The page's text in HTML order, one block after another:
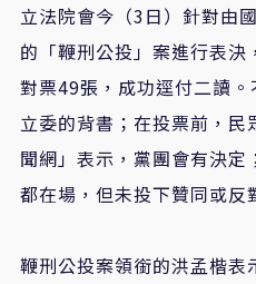
立法院會今（3日）針對由
的「鞭刑公投」案進行表
對票49張，成功逕付二讀
立委的背書；在投票前，
聞網」表示，黨團會有決
都在場，但未投下贊同或反
鞭刑公投案領銜的洪孟楷